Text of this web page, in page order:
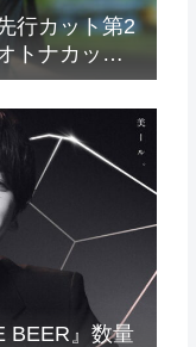
行カット第2
トナカッ
BEER』数量